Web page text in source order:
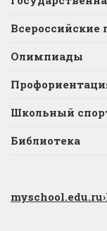
Всероссийские
Олимпиады
Школьный
Библиотека
myschool.edu.ru